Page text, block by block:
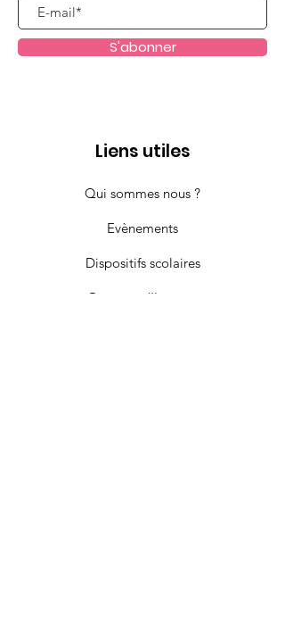
S'abonner
Liens utiles
Qui sommes nous ?
Evènements
Dispositifs scolaires
Passeurs d'Images